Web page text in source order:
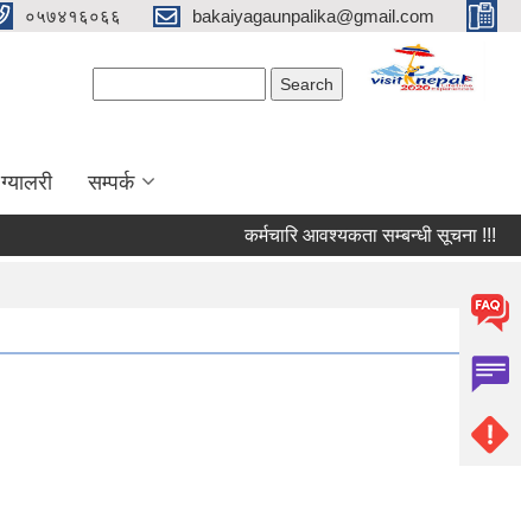
०५७४१६०६६ bakaiyagaunpalika@gmail.com
ग्यालरी सम्पर्क
कर्मचारि आवश्यकता सम्बन्धी सूचना !!!